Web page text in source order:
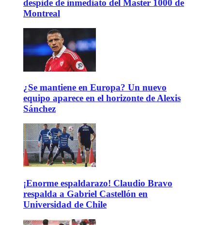
despide de inmediato del Master 1000 de
Montreal
¿Se mantiene en Europa? Un nuevo
equipo aparece en el horizonte de Alexis
Sánchez
¡Enorme espaldarazo! Claudio Bravo
respalda a Gabriel Castellón en
Universidad de Chile